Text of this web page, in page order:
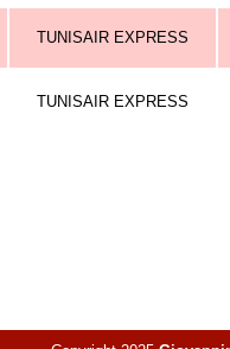
TUNISAIR EXPRESS
TUNISAIR EXPRESS